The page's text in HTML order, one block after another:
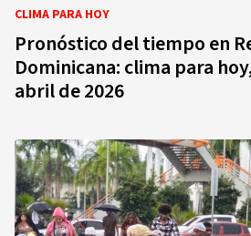
CLIMA PARA HOY
Pronóstico del tiempo en
Dominicana: clima para
abril de 2026